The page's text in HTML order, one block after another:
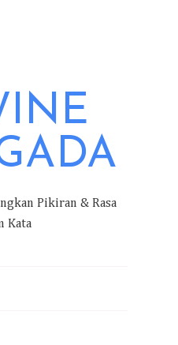
Pikiran & Rasa
Kata